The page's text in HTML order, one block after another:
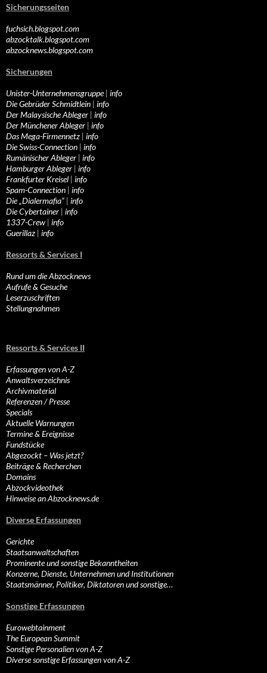
Sicherungsseiten
fuchsich.blogspot.com
abzocktalk.blogspot.com
abzocknews.blogspot.com
Sicherungen
Unister-Unternehmensgruppe| info
Die Gebrüder Schmidtlein | info
Der Malaysische Ableger | info
Der Münchener Ableger | info
Das Mega-Firmennetz | info
Die Swiss-Connection | info
Rumänischer Ableger | info
Hamburger Ableger | info
Frankfurter Kreisel | info
Spam-Connection | info
Die „Dialermafia“ | info
Die Cybertainer | info
1337-Crew | info
Guerillaz | info
Ressorts & Services I
Rund um die Abzocknews
Aufrufe & Gesuche
Leserzuschriften
Stellungnahmen
Ressorts & Services II
Erfassungen von A-Z
Anwaltsverzeichnis
Archivmaterial
Referenzen / Presse
Specials
Aktuelle Warnungen
Termine & Ereignisse
Fundstücke
Abgezockt – Was jetzt?
Beiträge & Recherchen
Domains
Abzockvideothek
Hinweise an Abzocknews.de
Diverse Erfassungen
Gerichte
Staatsanwaltschaften
Prominente und sonstige Bekanntheiten
Konzerne, Dienste, Unternehmen und Institutionen
Staatsmänner, Politiker, Diktatoren und sonstige…
Sonstige Erfassungen
Eurowebtainment
The European Summit
Sonstige Personalien von A-Z
Diverse sonstige Erfassungen von A-Z